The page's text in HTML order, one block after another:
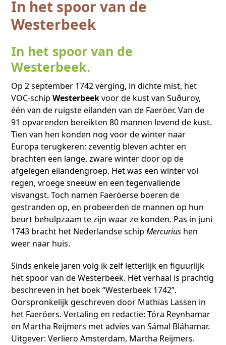
In het spoor van de
Westerbeek
In het spoor van de
Westerbeek.
Op 2 september 1742 verging, in dichte mist, het
VOC-schipWesterbeekvoor de kust van Suðuroy,
één van de ruigste eilanden van de Faeröer. Van de
91 opvarenden bereikten 80 mannen levend de kust.
Tien van hen konden nog voor de winter naar
Europa terugkeren; zeventig bleven achter en
brachten een lange, zware winter door op de
afgelegen eilandengroep. Het was een winter vol
regen, vroege sneeuw en een tegenvallende
visvangst. Toch namen Faeröerse boeren de
gestranden op, en probeerden de mannen op hun
beurt behulpzaam te zijn waar ze konden. Pas in juni
1743 bracht het Nederlandse schipMercurius hen
weer naar huis.
Sinds enkele jaren volg ik zelf letterlijk en figuurlijk
het spoor van de Westerbeek. Het verhaal is prachtig
beschreven in het boek “Westerbeek 1742”.
Oorspronkelijk geschreven door Mathias Lassen in
het Faeröers. Vertaling en redactie: Tóra Reynhamar
en Martha Reijmers met advies van Sámal Bláhamar.
Uitgever: Verliero Amsterdam, Martha Reijmers.